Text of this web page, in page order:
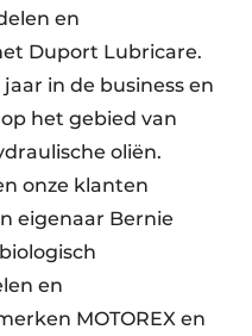
en
Duport Lubricare.
in de business en
het gebied van
oliën.
onze klanten
eigenaar Bernie
en
MOTOREX en